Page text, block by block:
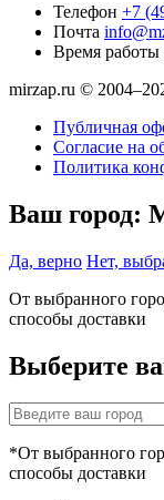
Телефон +7
Почта
Время работы
mirzap.ru ©
Публичная
Согласие на
Политика
Ваш город:
Да, верно Нет,
От выбранного
способы доставки
Выберите
*От выбранного
способы доставки